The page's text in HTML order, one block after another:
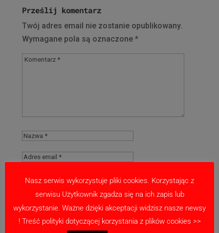
Prześlij komentarz
Twój adres email nie zostanie opublikowany.
Wymagane pola są oznaczone *
Zapamiętaj moje dane w tej przeglądarce
podczas pisania kolejnych komentarzy.
Nasz serwis wykorzystuje pliki cookies. Korzystając z
serwisu Użytkownik zgadza się na ich zapis lub
wykorzystanie. Ważne dzięki akceptacji widzisz nasze newsy
! Treść polityki dotyczącej korzystania z plików cookies >>